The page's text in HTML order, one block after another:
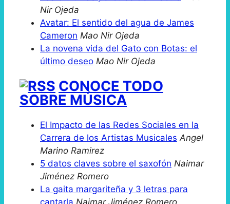
Nir Ojeda
Avatar: El sentido del agua de James
Cameron Mao Nir Ojeda
La novena vida del Gato con Botas: el
último deseo Mao Nir Ojeda
CONOCE TODO
SOBRE MÚSICA
El Impacto de las Redes Sociales en la
Carrera de los Artistas Musicales Angel
Marino Ramirez
5 datos claves sobre el saxofón Naimar
Jiménez Romero
La gaita margariteña y 3 letras para
cantarla Naimar Jiménez Romero